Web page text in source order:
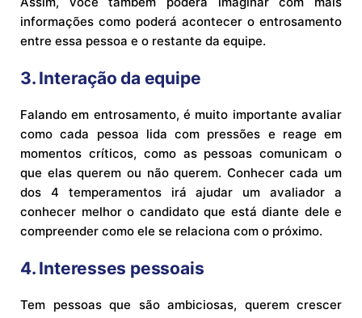
informações como poderá acontecer o entrosamento
entre essa pessoa e o restante da equipe.
3. Interação da equipe
Falando em entrosamento, é muito importante avaliar
como cada pessoa lida com pressões e reage em
momentos críticos, como as pessoas comunicam o
que elas querem ou não querem. Conhecer cada um
dos 4 temperamentos irá ajudar um avaliador a
conhecer melhor o candidato que está diante dele e
compreender como ele se relaciona com o próximo.
4. Interesses pessoais
Tem pessoas que são ambiciosas, querem crescer